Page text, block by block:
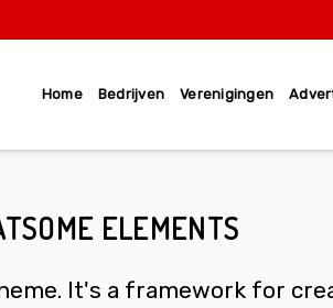
Home Bedrijven Verenigingen
ELEMENTS
It's a framework for